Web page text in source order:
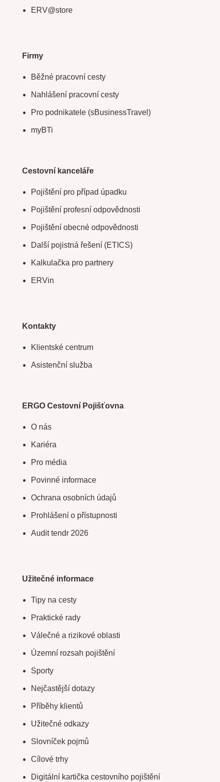
ERV@store
Firmy
Běžné pracovní cesty
Nahlášení pracovní cesty
Pro podnikatele (sBusinessTravel)
myBTi
Cestovní kanceláře
Pojištění pro případ úpadku
Pojištění profesní odpovědnosti
Pojištění obecné odpovědnosti
Další pojistná řešení (ETICS)
Kalkulačka pro partnery
ERVin
Kontakty
Klientské centrum
Asistenční služba
ERGO Cestovní Pojišťovna
O nás
Kariéra
Pro média
Povinné informace
Ochrana osobních údajů
Prohlášení o přístupnosti
Audit tendr 2026
Užitečné informace
Tipy na cesty
Praktické rady
Válečné a rizikové oblasti
Územní rozsah pojištění
Sporty
Nejčastější dotazy
Příběhy klientů
Užitečné odkazy
Slovníček pojmů
Cílové trhy
Digitální kartička cestovního pojištění